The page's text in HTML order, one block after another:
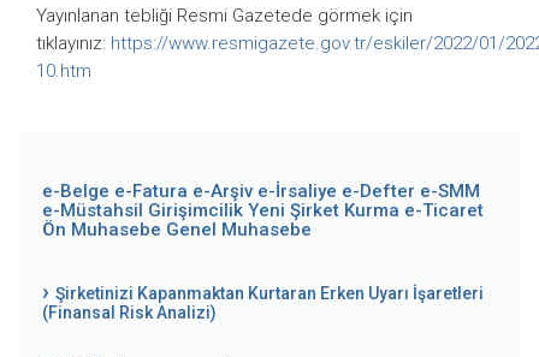
Yayınlanan tebliği Resmi Gazetede görmek için
tıklayınız: https://www.resmigazete.gov.tr/eskiler/2022/01/
10.htm
e-Belge e-Fatura e-Arşiv e-İrsaliye e-Defter e-SMM
e-Müstahsil Girişimcilik Yeni Şirket Kurma e-Ticaret
Ön Muhasebe Genel Muhasebe
Şirketinizi Kapanmaktan Kurtaran Erken Uyarı İşaretleri
(Finansal Risk Analizi)